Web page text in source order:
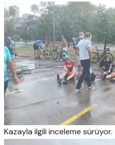
Kazayla ilgili inceleme sürüyor.